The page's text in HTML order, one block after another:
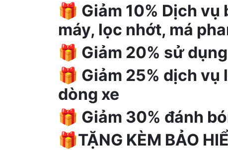
🎁 Giảm 10% Dịch
máy, lọc nhớt, má
🎁 Giảm 20% sử
🎁 Giảm 25% dịch vụ
dòng xe
🎁 Giảm 30% đánh
🎁TẶNG KÈM BẢO